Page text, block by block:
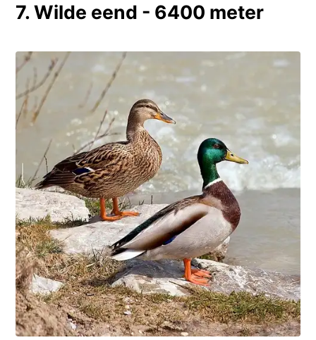
7. Wilde eend - 6400 meter